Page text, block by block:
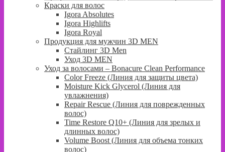
Краски для волос
Igora Absolutes
Igora Highlifts
Igora Royal
Продукция для мужчин 3D MEN
Стайлинг 3D Men
Уход 3D MEN
Уход за волосами – Bonacure Clean Performance
Color Freeze (Линия для защиты цвета)
Moisture Kick Glycerol (Линия для
увлажнения)
Repair Rescue (Линия для поврежденных
волос)
Time Restore Q10+ (Линия для зрелых и
длинных волос)
Volume Boost (Линия для объема тонких
волос)